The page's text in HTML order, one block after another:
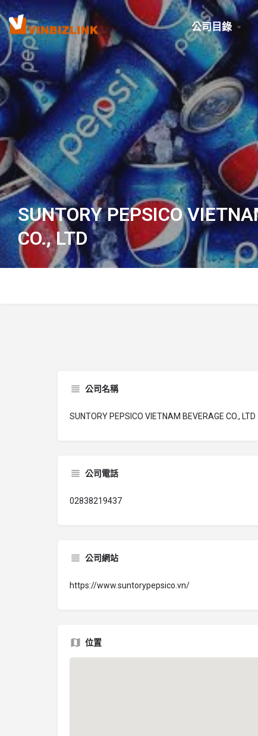
公司目錄
SUNTORY PEPSICO
CO., LTD
公司名稱
SUNTORY PEPSICO VIETNAM BEVERAGE CO., LTD
公司電話
02838219437
公司網站
https://www.suntorypepsico.vn/
位置